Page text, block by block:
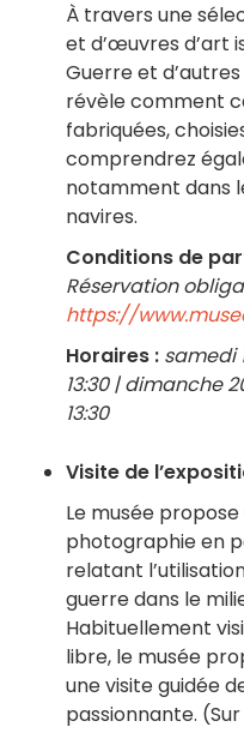
À travers une
et d’œuvres d’art
Guerre et
révèle comment
fabriquées,
comprendrez
notamment dans
navires.
Conditions de
Réservation
https://
Horaires : samedi
13:30 | dimanche
13:30
Visite de
Le musée
photographie en
relatant
guerre dans le
Habituellement
libre, le musée
une visite guidée
passionnante.